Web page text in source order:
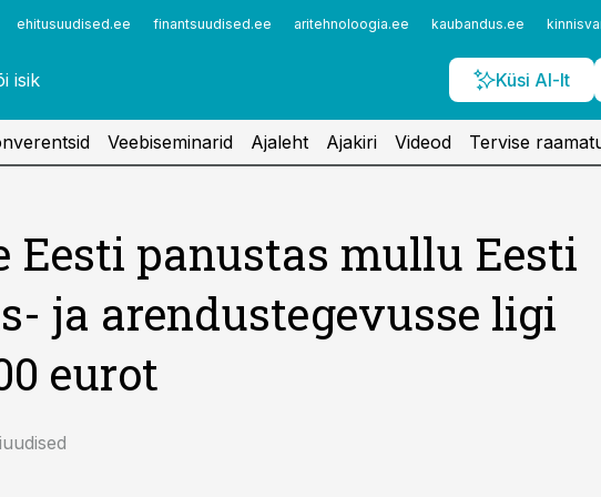
ehitusuudised.ee finantsuudised.ee aritehnoloogia.ee kaubandus.ee
Küsi AI-lt
Veebiseminarid Ajaleht Ajakiri Videod Tervise
Eesti panustas mullu Eesti
ja arendustegevusse ligi
eurot